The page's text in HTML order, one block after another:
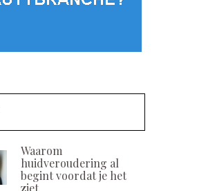
Waarom
huidveroudering al
begint voordat je het
ziet